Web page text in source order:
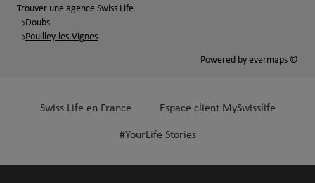
Trouver une agence Swiss Life
Doubs
Pouilley-les-Vignes
Powered by evermaps ©
Swiss Life en France Espace client MySwisslife
#YourLife Stories